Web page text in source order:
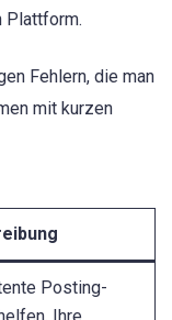
Plattform.
Fehlern, die man
mit kurzen
Posting-
Ihre